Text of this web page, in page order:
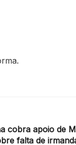
cobra apoio de
falta de